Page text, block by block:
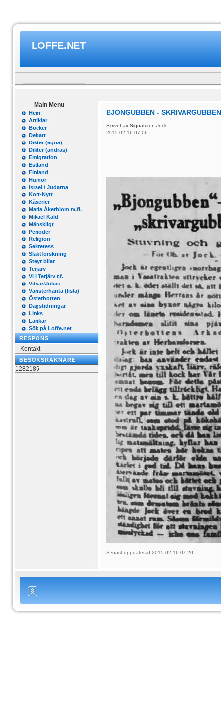
LOFFE.NET
Main Menu
Hem
Artiklar
Böcker
Debatt
Dikter (egna)
Dikter (andras)
Emigration
Estland
Finland
Humor
Israel / Judarna
Kort-Nytt
Kåserier
Maria Åkerblom m.fl.
Mikael Käld
Mänskligt
Perioder
Religion
Sekretess
Släktforskning
Steyr bilar
Terjärv
Vi i Terjärv r.f.
Vitsar/Jokes
Vänsterhänta (lista)
Österbotten
Dagstidningar
Links
Länkar
Sök på Loffe.net
RESPONS
Kontakt
BESÖKSRÄKNARE
1282185
BJONGUBBEN -
Skrivet av Signaturen Jock
2015-02-16 07:06
Senast uppdaterad 2015-02-16 07:20